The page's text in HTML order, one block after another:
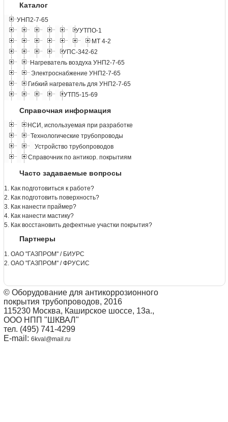
Каталог
УНП2-7-65
УУТПО-1
МТ 4-2
УПС-342-62
Нагреватель воздуха УНП2-7-65
Электроснабжение УНП2-7-65
Гибкий нагреватель для УНП2-7-65
УТП5-15-69
Справочная информация
НСИ, используемая при разработке
Технологические трубопроводы
Устройство трубопроводов
Справочник по антикор. покрытиям
Часто задаваемые вопросы
1. Как подготовиться к работе?
2. Как подготовить поверхность?
3. Как нанести праймер?
4. Как нанести мастику?
5. Как восстановить дефектные участки покрытия?
Партнеры
1. ОАО "ГАЗПРОМ" / БИУРС
2. ОАО "ГАЗПРОМ" / ФРУСИС
© Оборудование для антикоррозионного
покрытия трубопроводов, 2016
115230 Москва, Каширское шоссе, 13а.,
ООО НПП "ШКВАЛ"
тел. (495) 741-4299
E-mail: 6kval@mail.ru